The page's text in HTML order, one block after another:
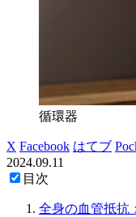
循環器
X Facebook はてブ
2024.09.11
目次
全身の血管抵抗